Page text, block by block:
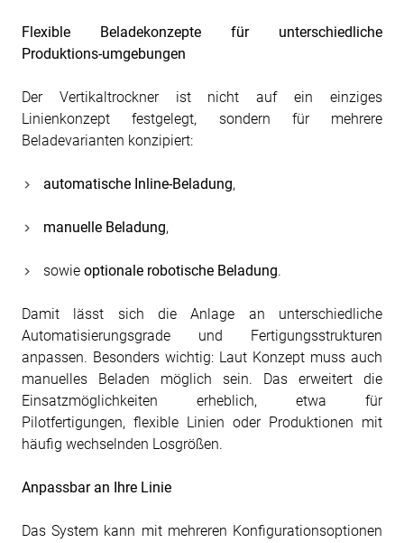
Flexible Beladekonzepte für unterschiedliche
Produktions-umgebungen
Der Vertikaltrockner ist nicht auf ein einziges
Linienkonzept festgelegt, sondern für mehrere
Beladevarianten konzipiert:
automatische Inline-Beladung,
manuelle Beladung,
sowie optionale robotische Beladung.
Damit lässt sich die Anlage an unterschiedliche
Automatisierungsgrade und Fertigungsstrukturen
anpassen. Besonders wichtig: Laut Konzept muss auch
manuelles Beladen möglich sein. Das erweitert die
Einsatzmöglichkeiten erheblich, etwa für
Pilotfertigungen, flexible Linien oder Produktionen mit
häufig wechselnden Losgrößen.
Anpassbar an Ihre Linie
Das System kann mit mehreren Konfigurationsoptionen